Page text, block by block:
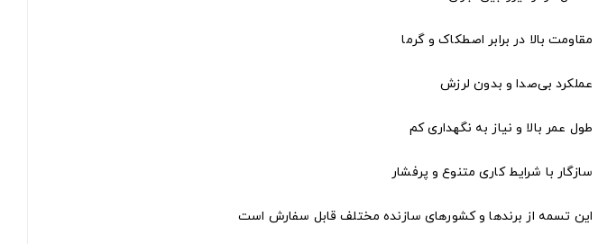
مقاومت بالا در برابر اصطکاک و گرما
عملکرد بی‌صدا و بدون لرزش
طول عمر بالا و نیاز به نگهداری کم
سازگار با شرایط کاری متنوع و پرفشار
این تسمه از برندها و کشورهای سازنده مختلف قابل سفارش است